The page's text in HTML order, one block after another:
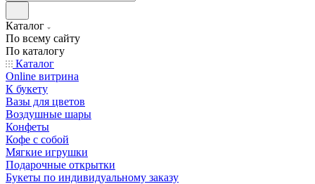
Каталог
По всему сайту
По каталогу
Каталог
Online витрина
К букету
Вазы для цветов
Воздушные шары
Конфеты
Кофе с собой
Мягкие игрушки
Подарочные открытки
Букеты по индивидуальному заказу